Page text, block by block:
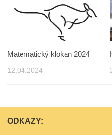
Matematický klokan 2024
12.04.2024
ODKAZY: